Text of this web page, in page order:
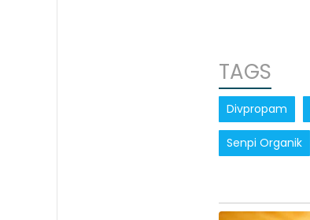
TAGS
Divpropam
Senpi Organik